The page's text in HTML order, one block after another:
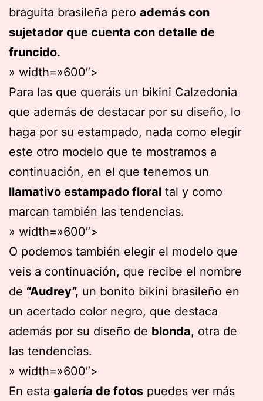
braguita brasileña pero además con
sujetador que cuenta con detalle de
fruncido.
» width=»600″>
Para las que queráis un bikini Calzedonia
que además de destacar por su diseño, lo
haga por su estampado, nada como elegir
este otro modelo que te mostramos a
continuación, en el que tenemos un
llamativo estampado floral tal y como
marcan también las tendencias.
» width=»600″>
O podemos también elegir el modelo que
veis a continuación, que recibe el nombre
de “Audrey”, un bonito bikini brasileño en
un acertado color negro, que destaca
además por su diseño de blonda, otra de
las tendencias.
» width=»600″>
En esta galería de fotos puedes ver más